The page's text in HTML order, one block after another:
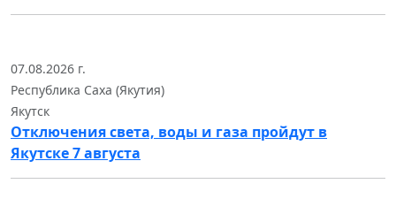
07.08.2026 г.
Республика Саха (Якутия)
Якутск
Отключения света, воды и газа пройдут в
Якутске 7 августа